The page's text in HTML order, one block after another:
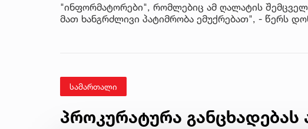
"ინფორმატორები", რომლებიც ამ ღალატის
მათ ხანგრძლივი პატიმრობა ემუქრებათ", - წერს
სამართალი
პროკურატურა განცხადებას